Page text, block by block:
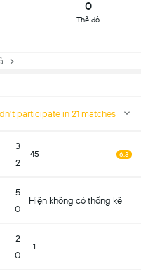
0
Thẻ đỏ
participate in 21 matches
3
2
45 6.3
5
0
Hiện không có thống kê
2
0
1